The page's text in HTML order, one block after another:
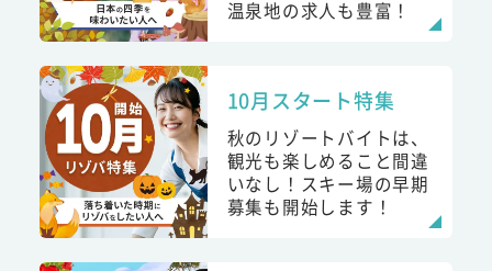
温泉地の求人も豊富！
10月スタート特集
秋のリゾートバイトは、
観光も楽しめること間違
いなし！スキー場の早期
募集も開始します！